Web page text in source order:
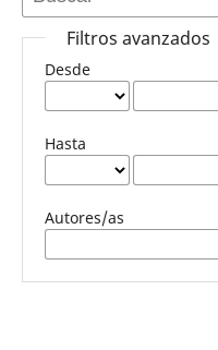
Filtros avanzados
Desde
Hasta
Autores/as